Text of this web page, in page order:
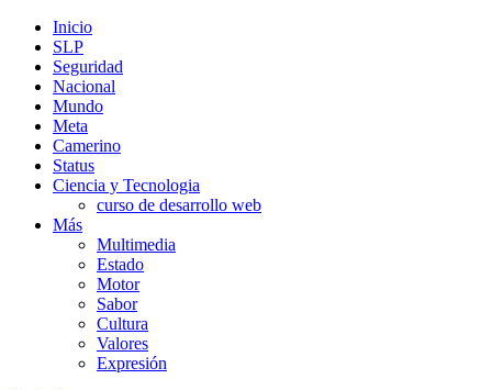
Inicio
SLP
Seguridad
Nacional
Mundo
Meta
Camerino
Status
Ciencia y Tecnologia
curso de desarrollo web
Más
Multimedia
Estado
Motor
Sabor
Cultura
Valores
Expresión